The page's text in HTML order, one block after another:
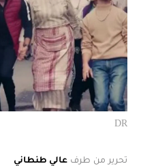
DR
تحرير من طرف عالي طنطاني